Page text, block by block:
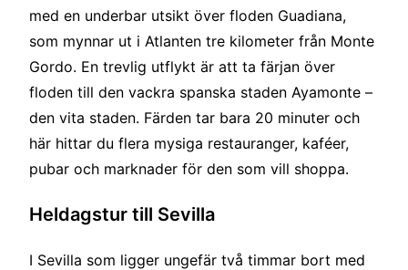
med en underbar utsikt över floden Guadiana,
som mynnar ut i Atlanten tre kilometer från Monte
Gordo. En trevlig utflykt är att ta färjan över
floden till den vackra spanska staden Ayamonte –
den vita staden. Färden tar bara 20 minuter och
här hittar du flera mysiga restauranger, kaféer,
pubar och marknader för den som vill shoppa.
Heldagstur till Sevilla
I Sevilla som ligger ungefär två timmar bort med